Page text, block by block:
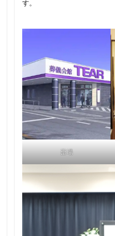
す。
斎場